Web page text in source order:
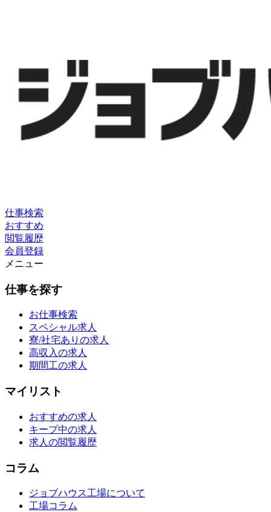
仕事検索
おすすめ
閲覧履歴
会員登録
メニュー
仕事を探す
お仕事検索
スペシャル求人
寮/社宅ありの求人
高収入の求人
期間工の求人
マイリスト
おすすめの求人
キープ中の求人
求人の閲覧履歴
コラム
ジョブハウス工場について
工場コラム